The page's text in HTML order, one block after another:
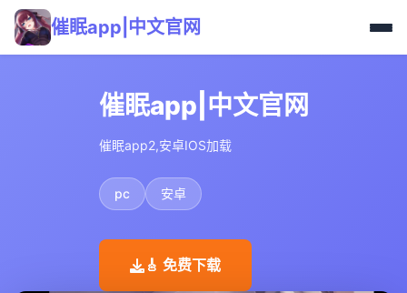
催眠app|中文官网
催眠app|中文官网
催眠app2,安卓IOS加载
pc 安卓
🎸 免费下载